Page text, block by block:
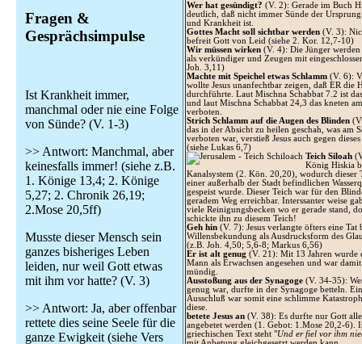
Wer hat gesündigt? (V. 2): Gerade im Buch
deutlich, daß nicht immer Sünde der
und Krankheit ist.
Gottes Macht soll sichtbar werden (V. 3):
befreit Gott von Leid (siehe 2. Kor. 12,7-10)
Wir müssen wirken (V. 4): Die Jünger
als verkündiger und Zeugen mit
Joh. 3,11)
Machte mit Speichel etwas Schlamm (V. 6):
wollte Jesus unanfechtbar zeigen, daß ER die
durchführte. Laut Mischna Schabbat 7.2 ist
und laut Mischna Schabbat 24,3 das kneten
verboten.
Strich Schlamm auf die Augen des Blinden
das in der Absicht zu heilen geschah, was am
verboten war, verstieß Jesus auch gegen dieses
(siehe Lukas 6,7)
Teich Siloah
König Hiskia
Kanalsystem (2. Kön. 20,20), wodurch dieser
einer außerhalb der Stadt befindlichen
gespeist wurde. Dieser Teich war für den
geradem Weg erreichbar. Interssanter weise
viele Reinigungsbecken wo er gerade stand,
schickte ihn zu diesem Teich!
Geh hin (V. 7): Jesus verlangte öfters eine Tat
Willensbekundung als Ausdrucksform des
(z.B. Joh. 4,50; 5,6-8; Markus 6,56)
Er ist alt genug (V. 21): Mit 13 Jahren wurde
Mann als Erwachsen angesehen und war
mündig.
Ausstoßung aus der Synagoge (V. 34-35):
genug war, durfte in der Synagoge betteln. Ein
Ausschluß war somit eine schlimme
diese.
betete Jesus an (V. 38): Es durfte nur Gott
angebetet werden (1. Gebot: 1.Mose 20,2-6).
griechischen Text steht "Und er fiel vor ihm
Fragen &
Gesprächsimpulse
Ist Krankheit immer,
manchmal oder nie eine Folge
von Sünde? (V. 1-3)
>> Antwort: Manchmal, aber
keinesfalls immer! (siehe z.B.
1. Könige 13,4; 2. Könige
5,27; 2. Chronik 26,19;
2.Mose 20,5ff)
Musste dieser Mensch sein
ganzes bisheriges Leben
leiden, nur weil Gott etwas
mit ihm vor hatte? (V. 3)
>> Antwort: Ja, aber offenbar
rettete dies seine Seele für die
ganze Ewigkeit (siehe Vers